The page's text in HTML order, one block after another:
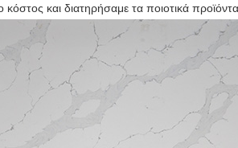
και διατηρήσαμε τα ποιοτικά